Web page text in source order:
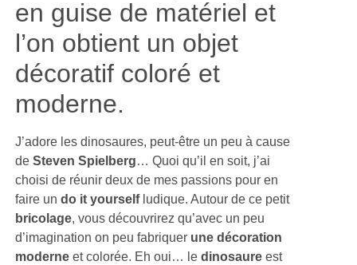
en guise de matériel et
l’on obtient un objet
décoratif coloré et
moderne.
J’adore les dinosaures, peut-être un peu à cause
deSteven Spielberg… Quoi qu’il en soit, j’ai
choisi de réunir deux de mes passions pour en
faire undo it yourselfludique. Autour de ce petit
bricolage, vous découvrirez qu’avec un peu
d’imagination on peu fabriquer une décoration
moderne et colorée. Eh oui… ledinosaure est